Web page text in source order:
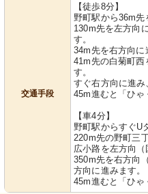
交通手段
【徒歩8分】
野町駅から36m先
130m先を左方向
す。
34m先を右方向に
41m先の白菊町西
す。
すぐ右方向に進み
45m進むと「ひゃ
【車4分】
野町駅からすぐU
220m先の野町三
広小路を左方向（
350m先を右方向
方向に進みます。
45m進むと「ひゃ